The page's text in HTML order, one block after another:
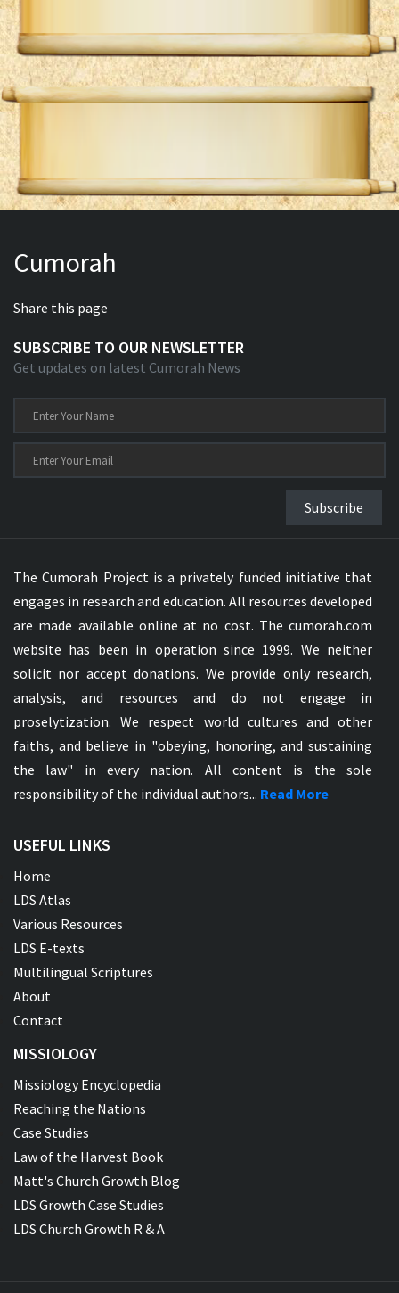
Cumorah
Share this page
SUBSCRIBE TO OUR NEWSLETTER
Get updates on latest Cumorah News
Subscribe
The Cumorah Project is a privately funded initiative that
engages in research and education. All resources developed
are made available online at no cost. The cumorah.com
website has been in operation since 1999. We neither
solicit nor accept donations. We provide only research,
analysis, and resources and do not engage in
proselytization. We respect world cultures and other
faiths, and believe in "obeying, honoring, and sustaining
the law" in every nation. All content is the sole
responsibility of the individual authors... Read More
USEFUL LINKS
Home
LDS Atlas
Various Resources
LDS E-texts
Multilingual Scriptures
About
Contact
MISSIOLOGY
Missiology Encyclopedia
Reaching the Nations
Case Studies
Law of the Harvest Book
Matt's Church Growth Blog
LDS Growth Case Studies
LDS Church Growth R & A